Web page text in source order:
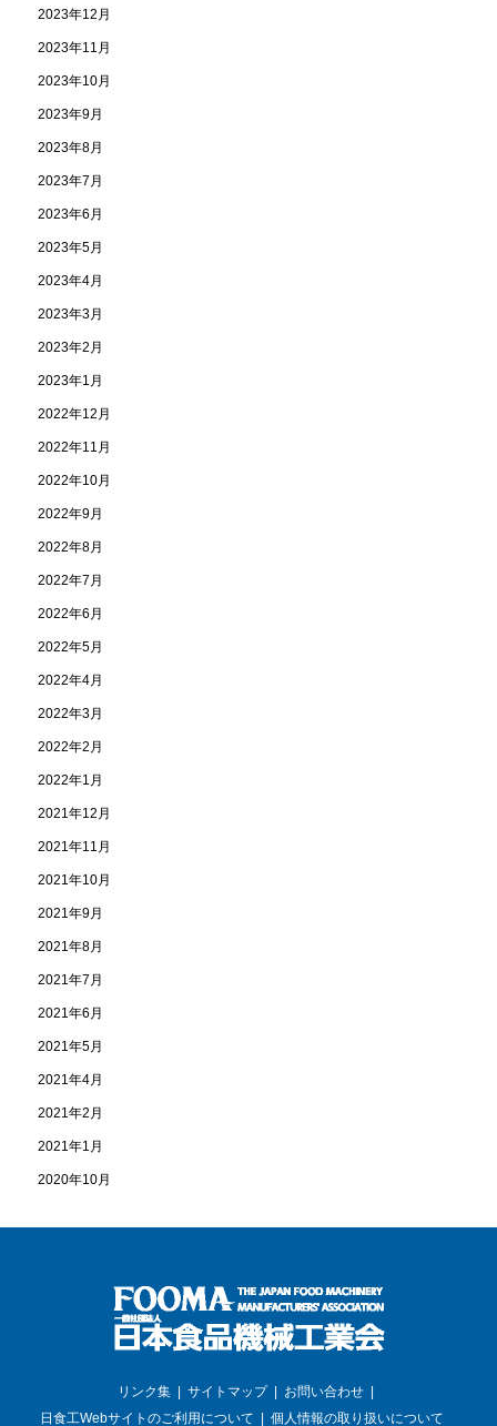
2023年12月
2023年11月
2023年10月
2023年9月
2023年8月
2023年7月
2023年6月
2023年5月
2023年4月
2023年3月
2023年2月
2023年1月
2022年12月
2022年11月
2022年10月
2022年9月
2022年8月
2022年7月
2022年6月
2022年5月
2022年4月
2022年3月
2022年2月
2022年1月
2021年12月
2021年11月
2021年10月
2021年9月
2021年8月
2021年7月
2021年6月
2021年5月
2021年4月
2021年2月
2021年1月
2020年10月
リンク集 サイトマップ
お問い合わせ
日食工Webサイトのご利用について
個人情報の取り扱いについて